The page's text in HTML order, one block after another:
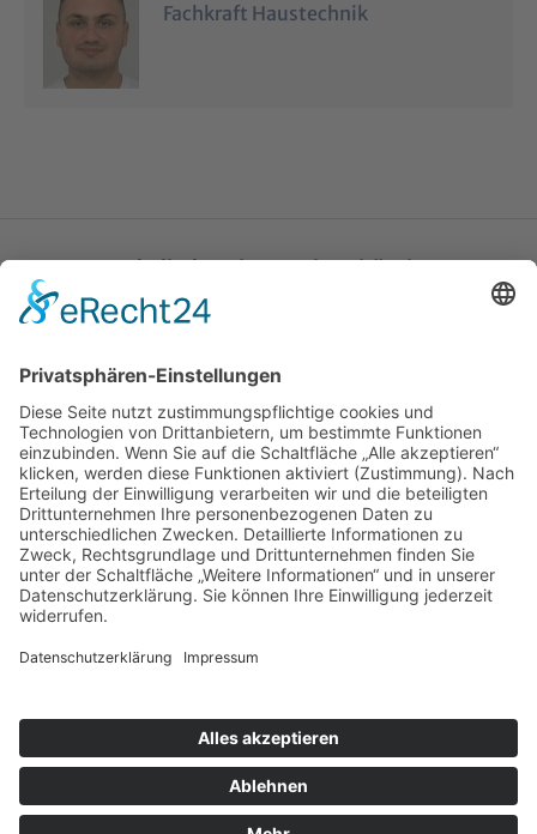
Fachkraft Haustechnik
Katholische Privat-Universität Linz
Bethlehemstraße 20
T:+43 732 / 784293
E:office[at]ku-linz.at
©2025 Katholische Privat-Universität Linz | Alle Rechte
vorbehalten
Impressum Datenschutz Sitemap